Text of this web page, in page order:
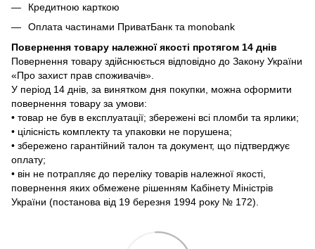
Кредитною карткою
Оплата частинами ПриватБанк та monobank
Повернення товару належної якості протягом 14 днів
Повернення товару здійснюється відповідно до Закону України
«Про захист прав споживачів».
У період 14 днів, за винятком дня покупки, можна оформити
повернення товару за умови:
• товар не був в експлуатації; збережені всі пломби та ярлики;
• цілісність комплекту та упаковки не порушена;
• збережено гарантійний талон та документ, що підтверджує
оплату;
• він не потрапляє до переліку товарів належної якості,
повернення яких обмежене рішенням Кабінету Міністрів
України (постанова від 19 березня 1994 року № 172).